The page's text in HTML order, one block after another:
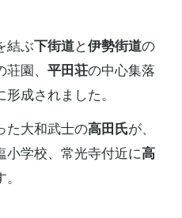
結ぶ下街道と伊勢街道の
荘園、平田荘の中心集落
形成されました。
た大和武士の高田氏が、
小学校、常光寺付近に高